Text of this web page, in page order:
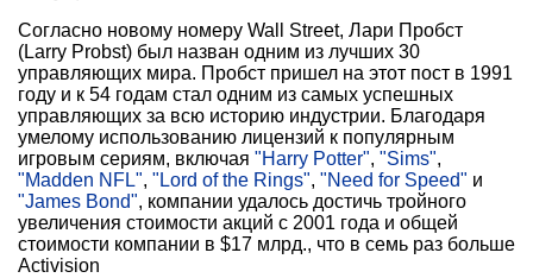
Согласно новому номеру Wall Street, Лари Пробст
(Larry Probst) был назван одним из лучших 30
управляющих мира. Пробст пришел на этот пост в 1991
году и к 54 годам стал одним из самых успешных
управляющих за всю историю индустрии. Благодаря
умелому использованию лицензий к популярным
игровым сериям, включая "Harry Potter", "Sims",
"Madden NFL", "Lord of the Rings", "Need for Speed" и
"James Bond", компании удалось достичь тройного
увеличения стоимости акций с 2001 года и общей
стоимости компании в $17 млрд., что в семь раз больше
Activision